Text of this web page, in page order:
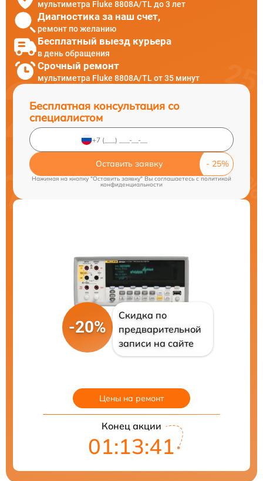
мультиметра Fluke 8808A/TL до 3 лет
Диагностика за наш счет,
ремонт по желанию
Бесплатный выезд курьера
в день обращения
Срочный ремонт
мультиметра Fluke 8808A/TL от 35 минут
Бесплатная консультация со
специалистом
Оставить заявку
Нажимая на кнопку "Оставить заявку" Вы соглашаетесь cполитикой
конфиденциальности
-20%
Скидка по
предварительной
записи на сайте
Цены на ремонт
Конец акции
01:13:40